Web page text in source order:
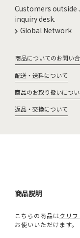
Customers outside
inquiry desk.
Global Network
商品についてのお問い
配送・送料について
商品のお取り扱いにつ
返品・交換について
商品説明
こちらの商品はクリ
お使いいただけます。